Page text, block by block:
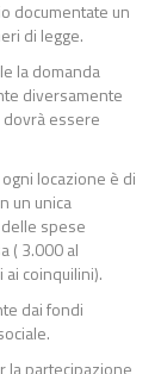
documentate un
di legge.
la domanda
diversamente
dovrà essere
locazione è di
un unica
spese
( 3.000 al
coinquilini).
dai fondi
la partecipazione